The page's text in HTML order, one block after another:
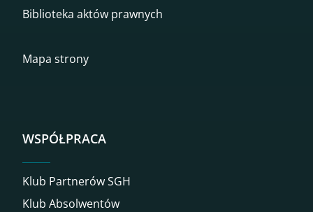
Biblioteka aktów prawnych
Mapa strony
WSPÓŁPRACA
Klub Partnerów SGH
Klub Absolwentów